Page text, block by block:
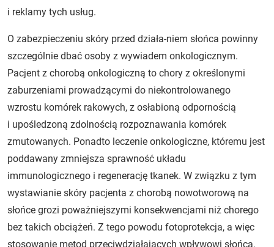
i reklamy tych usług.
O zabezpieczeniu skóry przed działa-niem słońca powinny
szczególnie dbać osoby z wywiadem onkologicznym.
Pacjent z chorobą onkologiczną to chory z określonymi
zaburzeniami prowadzącymi do niekontrolowanego
wzrostu komórek rakowych, z osłabioną odpornością
i upośledzoną zdolnością rozpoznawania komórek
zmutowanych. Ponadto leczenie onkologiczne, któremu jest
poddawany zmniejsza sprawność układu
immunologicznego i regenerację tkanek. W związku z tym
wystawianie skóry pacjenta z chorobą nowotworową na
słońce grozi poważniejszymi konsekwencjami niż chorego
bez takich obciążeń. Z tego powodu fotoprotekcja, a więc
stosowanie metod przeciwdziałających wpływowi słońca,